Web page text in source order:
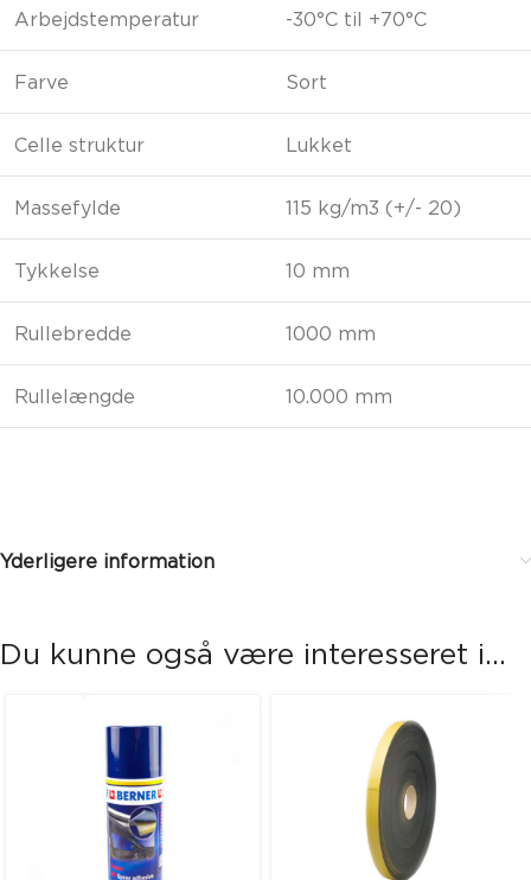
Arbejdstemperatur -30°C til +70°C
Farve Sort
Celle struktur Lukket
Massefylde 115 kg/m3 (+/- 20)
Tykkelse 10 mm
Rullebredde 1000 mm
Rullelængde 10.000 mm
Yderligere information
Du kunne også være interesseret i...